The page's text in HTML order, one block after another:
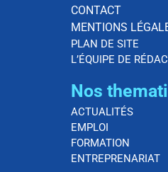
CONTACT
MENTIONS
PLAN DE SITE
L’ÉQUIPE DE
Nos
ACTUALITÉS
EMPLOI
FORMATION
ENTREPRENARIAT